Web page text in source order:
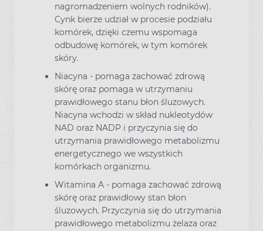
nagromadzeniem wolnych rodników).
Cynk bierze udział w procesie podziału
komórek, dzięki czemu wspomaga
odbudowę komórek, w tym komórek
skóry.
Niacyna - pomaga zachować zdrową
skórę oraz pomaga w utrzymaniu
prawidłowego stanu błon śluzowych.
Niacyna wchodzi w skład nukleotydów
NAD oraz NADP i przyczynia się do
utrzymania prawidłowego metabolizmu
energetycznego we wszystkich
komórkach organizmu.
Witamina A - pomaga zachować zdrową
skórę oraz prawidłowy stan błon
śluzowych. Przyczynia się do utrzymania
prawidłowego metabolizmu żelaza oraz